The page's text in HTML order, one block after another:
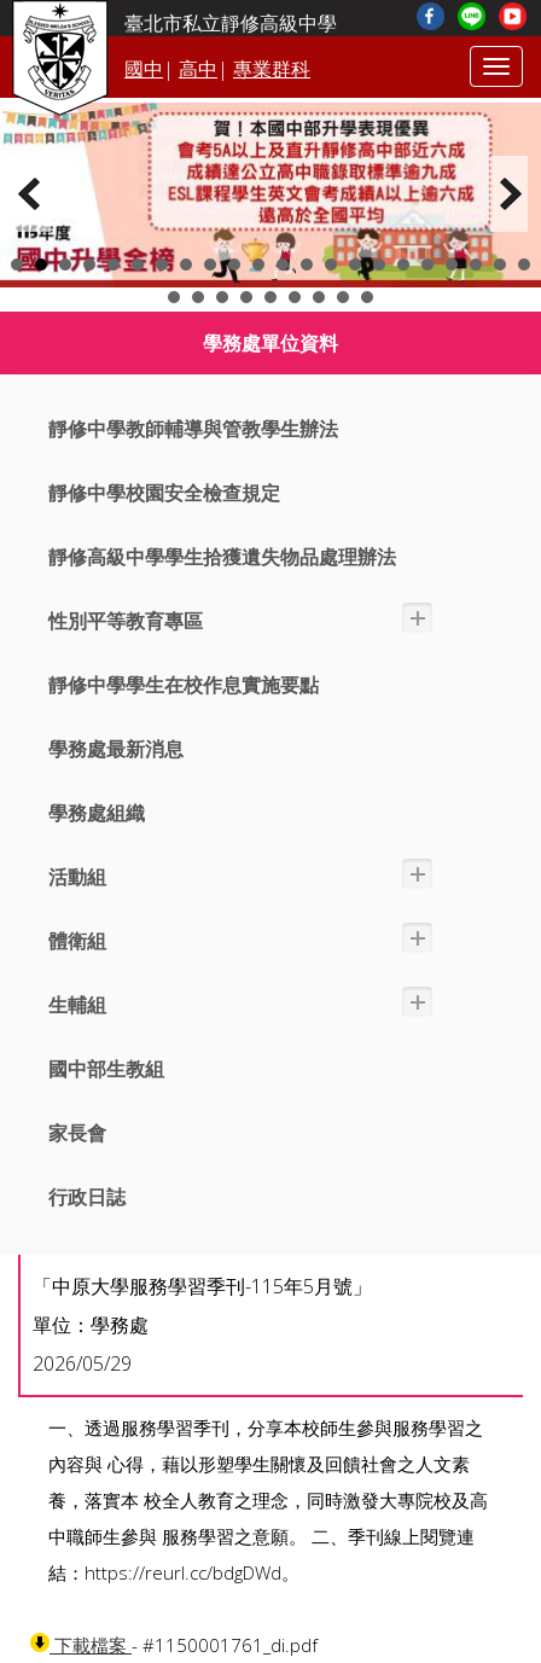
臺北市私立靜修高級中學
國中 | 高中 | 專業群科
學務處單位資料
靜修中學教師輔導與管教學生辦法
靜修中學校園安全檢查規定
靜修高級中學學生拾獲遺失物品處理辦法
性別平等教育專區
靜修中學學生在校作息實施要點
學務處最新消息
學務處組織
活動組
體衛組
生輔組
國中部生教組
家長會
行政日誌
「中原大學服務學習季刊-115年5月號」
單位：學務處
2026/05/29
一、透過服務學習季刊，分享本校師生參與服務學習之
內容與 心得，藉以形塑學生關懷及回饋社會之人文素
養，落實本 校全人教育之理念，同時激發大專院校及高
中職師生參與 服務學習之意願。 二、季刊線上閱覽連
結：https://reurl.cc/bdgDWd。
下載檔案 - #1150001761_di.pdf